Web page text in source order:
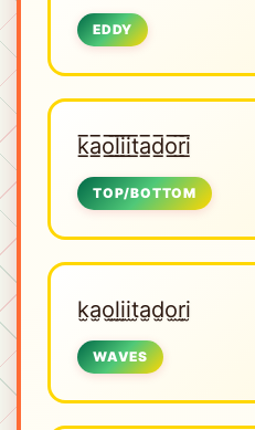
EDDY
k̲̅a̲̅o̲̅l̲̅i̲̅i̲̅t̲̅a̲̅d̲̅o̲̅r̲̅i̲̅
TOP/BOTTOM
k̫a̫o̫l̫i̫i̫t̫a̫d̫o̫r̫i̫
WAVES